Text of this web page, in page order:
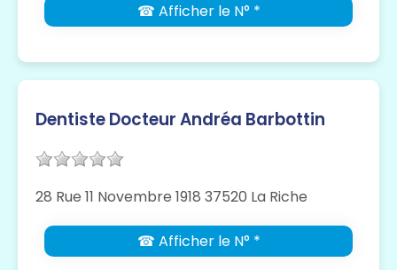
☎ Afficher le N° *
Dentiste Docteur Andréa Barbottin
28 Rue 11 Novembre 1918 37520 La Riche
☎ Afficher le N° *